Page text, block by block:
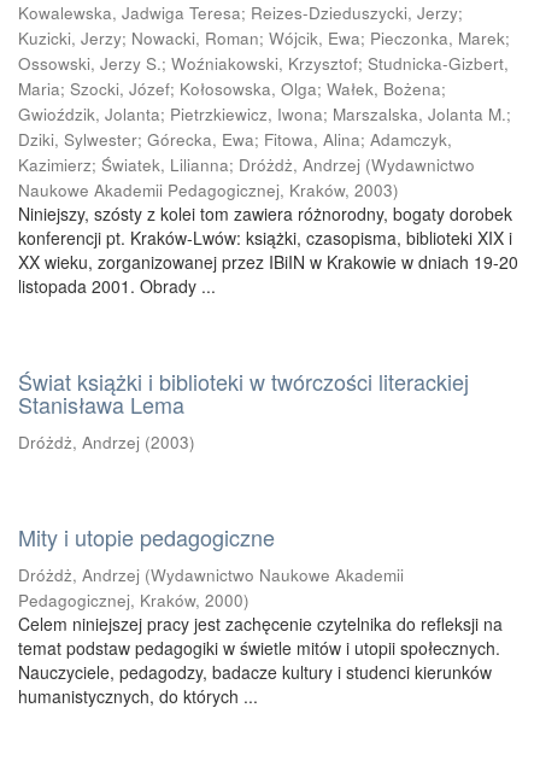
Kowalewska, Jadwiga Teresa; Reizes-Dzieduszycki, Jerzy;
Kuzicki, Jerzy; Nowacki, Roman; Wójcik, Ewa; Pieczonka, Marek;
Ossowski, Jerzy S.; Woźniakowski, Krzysztof; Studnicka-Gizbert,
Maria; Szocki, Józef; Kołosowska, Olga; Wałek, Bożena;
Gwioździk, Jolanta; Pietrzkiewicz, Iwona; Marszalska, Jolanta M.;
Dziki, Sylwester; Górecka, Ewa; Fitowa, Alina; Adamczyk,
Kazimierz; Światek, Lilianna; Dróżdż, Andrzej (Wydawnictwo
Naukowe Akademii Pedagogicznej, Kraków, 2003)
Niniejszy, szósty z kolei tom zawiera różnorodny, bogaty dorobek
konferencji pt. Kraków-Lwów: książki, czasopisma, biblioteki XIX i
XX wieku, zorganizowanej przez IBiIN w Krakowie w dniach 19-20
listopada 2001. Obrady ...
Świat książki i biblioteki w twórczości literackiej
Stanisława Lema
Dróżdż, Andrzej (2003)
Mity i utopie pedagogiczne
Dróżdż, Andrzej (Wydawnictwo Naukowe Akademii
Pedagogicznej, Kraków, 2000)
Celem niniejszej pracy jest zachęcenie czytelnika do refleksji na
temat podstaw pedagogiki w świetle mitów i utopii społecznych.
Nauczyciele, pedagodzy, badacze kultury i studenci kierunków
humanistycznych, do których ...